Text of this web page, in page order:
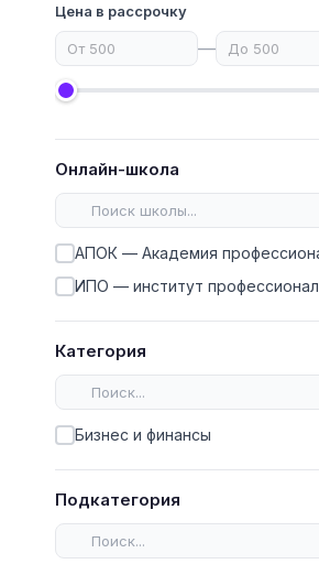
Цена в рассрочку
—
Онлайн-школа
Категория
Бизнес и финансы
Подкатегория